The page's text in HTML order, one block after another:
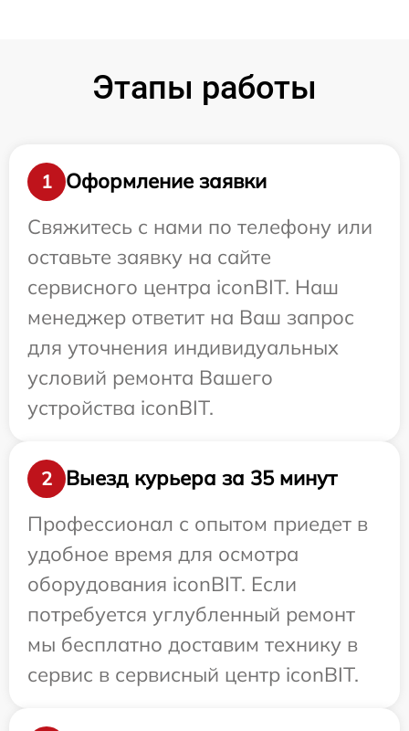
Этапы работы
1
Оформление заявки
Свяжитесь с нами по телефону или
оставьте заявку на сайте
сервисного центра iconBIT. Наш
менеджер ответит на Ваш запрос
для уточнения индивидуальных
условий ремонта Вашего
устройства iconBIT.
2
Выезд курьера за 35 минут
Профессионал с опытом приедет в
удобное время для осмотра
оборудования iconBIT. Если
потребуется углубленный ремонт
мы бесплатно доставим технику в
сервис в сервисный центр iconBIT.